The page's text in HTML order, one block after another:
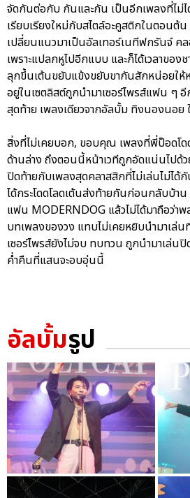
จัดกันต่อกับ กันและกัน เป็นอีกเพลงที่ไม่
เรียบเรียงใหม่กับสไตล์อะคูสติกในตอนต้
เปลี่ยนแนวมาเป็นอัลเทอร์เนทีฟกรันจ์ ค
เพราะแปลกหูไปอีกแบบ และก็ได้เวลาขอ
ลุกขึ้นเต้นขยับแข้งขยับขากันสักหน่อยให้ห
อยู่ในเซตลิสต์ถูกนำมาเซอร์ไพรส์แฟน ๆ
สุดท้าย เพลงเดียวจากอัลบั้ม ทิงนองนอย
สิ่งที่ไม่เคยบอก, ขอบคุณ เพลงที่พี่ป็อดโ
ด้านล่าง ถึงตอนนี้หน้าเวทีถูกอัดแน่นไปด้
ปิดท้ายกับเพลงสุดคลาสสิกที่ไม่เล่นไม่ได้
ได้กระโดดโลดเต้นส่งท้ายกันก่อนกลับบ้า
แฟน MODERNDOG แล้วไม่ได้มาถือว่าพ
บทเพลงของวง แทบไม่เคยหยิบนำมาเล่น
เซอร์ไพรส์ยังไม่จบ ทบทวน ถูกนำมาเล่น
ค่ำคืนที่แสนจะอบอุ่นนี้
อัลบั้มรูป